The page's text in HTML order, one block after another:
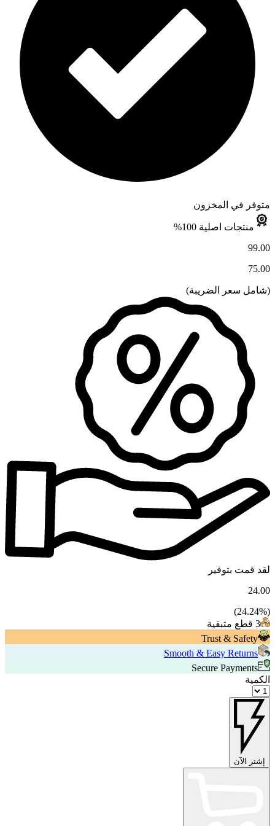
متوفر في المخزون
منتجات اصلية 100%
99.00
75.00
(شامل سعر الضريبة)
لقد قمت بتوفير
24.00
(
24.24%)
3 قطع متبقية
Trust & Safety
Smooth & Easy Returns
Secure Payments
الكمية
إشتر الآن